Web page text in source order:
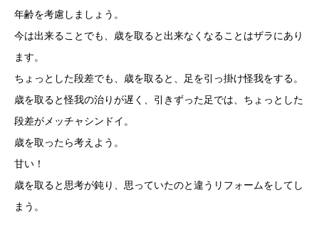
年齢を考慮しましょう。
今は出来ることでも、歳を取ると出来なくなることはザラにあり
ます。
ちょっとした段差でも、歳を取ると、足を引っ掛け怪我をする。
歳を取ると怪我の治りが遅く、引きずった足では、ちょっとした
段差がメッチャシンドイ。
歳を取ったら考えよう。
甘い！
歳を取ると思考が鈍り、思っていたのと違うリフォームをしてし
まう。